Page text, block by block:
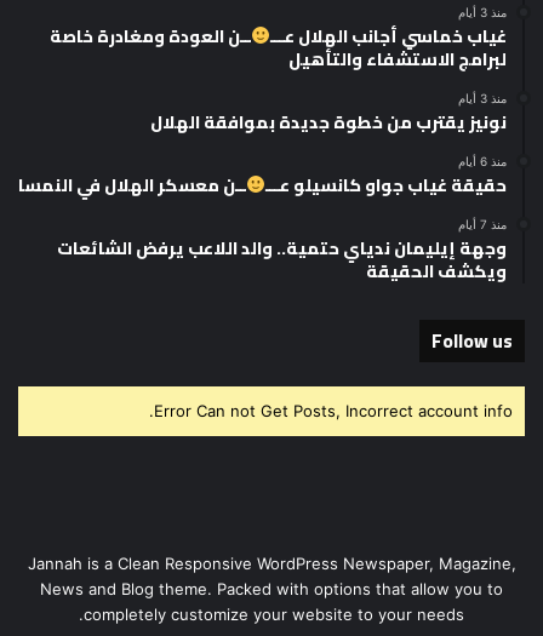
منذ 3 أيام
غياب خماسي أجانب الهلال عـــ ــن العودة ومغادرة خاصة
لبرامج الاستشفاء والتأهيل
منذ 3 أيام
نونيز يقترب من خطوة جديدة بموافقة الهلال
منذ 6 أيام
حقيقة غياب جواو كانسيلو عـــ ــن معسكر الهلال في النمسا
منذ 7 أيام
وجهة إيليمان ندياي حتمية.. والد اللاعب يرفض الشائعات
ويكشف الحقيقة
Follow us
Error Can not Get Posts, Incorrect account info.
Jannah is a Clean Responsive WordPress Newspaper, Magazine,
News and Blog theme. Packed with options that allow you to
completely customize your website to your needs.